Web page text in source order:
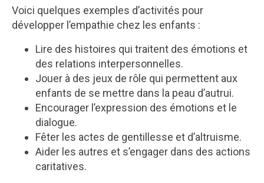
Voici quelques exemples d’activités pour
développer l’empathie chez les enfants :
Lire des histoires qui traitent des émotions et
des relations interpersonnelles.
Jouer à des jeux de rôle qui permettent aux
enfants de se mettre dans la peau d’autrui.
Encourager l’expression des émotions et le
dialogue.
Fêter les actes de gentillesse et d’altruisme.
Aider les autres et s’engager dans des actions
caritatives.